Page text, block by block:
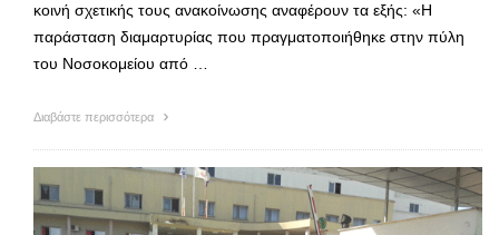
κοινή σχετικής τους ανακοίνωσης αναφέρουν τα εξής: «Η
παράσταση διαμαρτυρίας που πραγματοποιήθηκε στην πύλη
του Νοσοκομείου από …
Διαβάστε περισσότερα